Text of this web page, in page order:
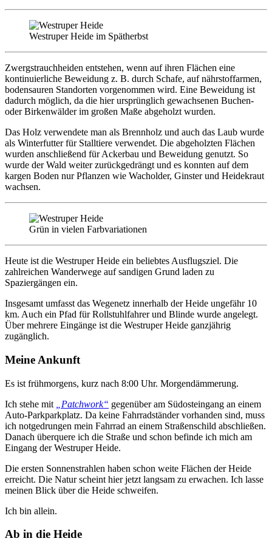
Westruper Heide im Spätherbst
Zwergstrauchheiden entstehen, wenn auf ihren Flächen eine
kontinuierliche Beweidung z. B. durch Schafe, auf nährstoffarmen,
bodensauren Standorten vorgenommen wird. Eine Beweidung ist
dadurch möglich, da die hier ursprünglich gewachsenen Buchen-
oder Birkenwälder im großen Maße abgeholzt wurden.
Das Holz verwendete man als Brennholz und auch das Laub wurde
als Winterfutter für Stalltiere verwendet. Die abgeholzten Flächen
wurden anschließend für Ackerbau und Beweidung genutzt. So
wurde der Wald weiter zurückgedrängt und es konnten auf dem
kargen Boden nur Pflanzen wie Wacholder, Ginster und Heidekraut
wachsen.
Grün in vielen Farbvariationen
Heute ist die Westruper Heide ein beliebtes Ausflugsziel. Die
zahlreichen Wanderwege auf sandigen Grund laden zu
Spaziergängen ein.
Insgesamt umfasst das Wegenetz innerhalb der Heide ungefähr 10
km. Auch ein Pfad für Rollstuhlfahrer und Blinde wurde angelegt.
Über mehrere Eingänge ist die Westruper Heide ganzjährig
zugänglich.
Meine Ankunft
Es ist frühmorgens, kurz nach 8:00 Uhr. Morgendämmerung.
Ich stehe mit
„Patchwork“ gegenüber am Südosteingang an einem
Auto-Parkparkplatz. Da keine Fahrradständer vorhanden sind, muss
ich notgedrungen mein Fahrrad an einem Straßenschild abschließen.
Danach überquere ich die Straße und schon befinde ich mich am
Eingang der Westruper Heide.
Die ersten Sonnenstrahlen haben schon weite Flächen der Heide
erreicht. Die Natur scheint hier jetzt langsam zu erwachen. Ich lasse
meinen Blick über die Heide schweifen.
Ich bin allein.
Ab in die Heide